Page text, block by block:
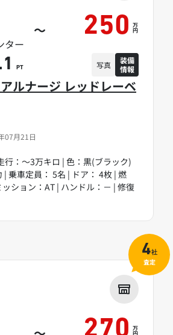
07月21日
ルナージ レッドレーベ
行：～3万キロ | 色：黒(ブラック)
| 乗車定員： 5名 | ドア： 4枚 | 燃
ション：AT | ハンドル：－ | 修復
～ 250 万
円
ター
PT 写真
装備
情報
万
円
4社
査定